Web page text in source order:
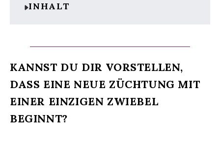
INHALT
KANNST DU DIR VORSTELLEN,
DASS EINE NEUE ZÜCHTUNG MIT
EINER EINZIGEN ZWIEBEL
BEGINNT?